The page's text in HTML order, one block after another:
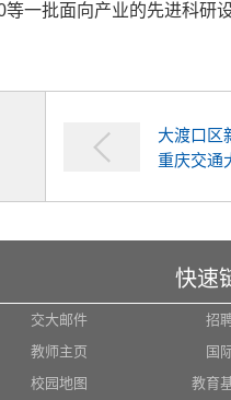
一批面向产业的先进科研
大渡口区
重庆交通
快速
交大邮件
教师主页
校园地图
招
国
教育